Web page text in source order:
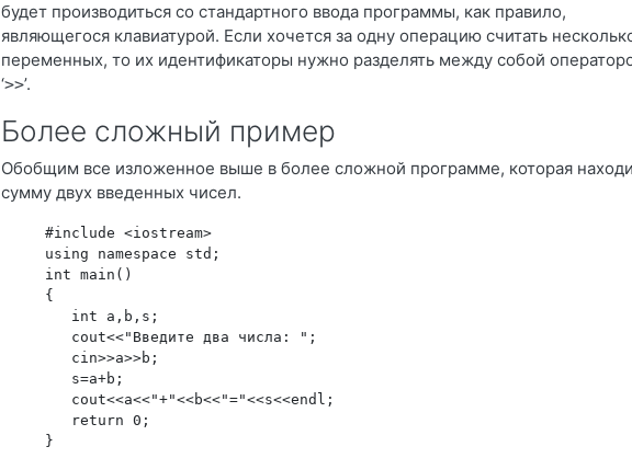
будет производиться со стандартного ввода программы, как правило,
являющегося клавиатурой. Если хочется за одну операцию считать
переменных, то их идентификаторы нужно разделять между собой
‘>>’.
Более сложный пример
Обобщим все изложенное выше в более сложной программе, которая
сумму двух введенных чисел.
#include <iostream>
using namespace std;
int main()
{
int a,b,s;
cout<<"Введите два числа: ";
cin>>a>>b;
s=a+b;
cout<<a<<"+"<<b<<"="<<s<<endl;
return 0;
}